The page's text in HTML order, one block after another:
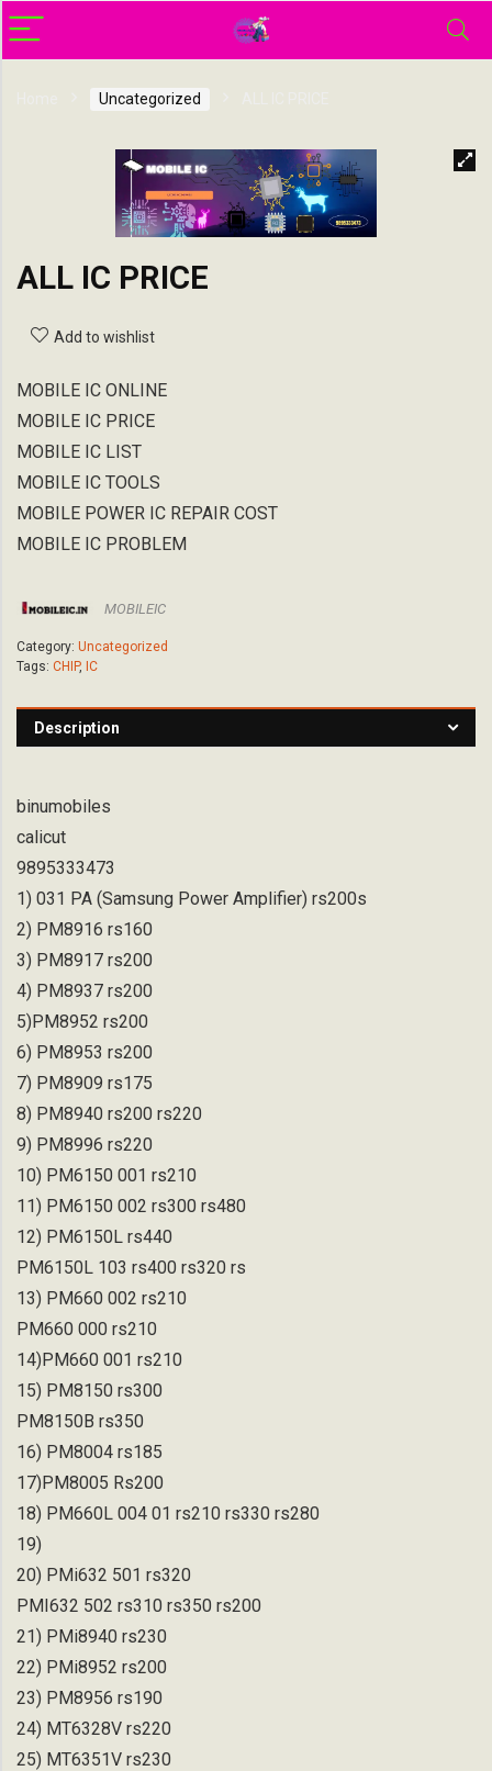
Uncategorized
ALL IC PRICE
Add to wishlist
MOBILE IC ONLINE
MOBILE IC PRICE
MOBILE IC LIST
MOBILE IC TOOLS
MOBILE POWER IC REPAIR COST
MOBILE IC PROBLEM
MOBILEIC
Category: Uncategorized
Tags: CHIP, IC
Description
binumobiles
calicut
9895333473
1) 031 PA (Samsung Power Amplifier) rs200s
2) PM8916 rs160
3) PM8917 rs200
4) PM8937 rs200
5)PM8952 rs200
6) PM8953 rs200
7) PM8909 rs175
8) PM8940 rs200 rs220
9) PM8996 rs220
10) PM6150 001 rs210
11) PM6150 002 rs300 rs480
12) PM6150L rs440
PM6150L 103 rs400 rs320 rs
13) PM660 002 rs210
PM660 000 rs210
14)PM660 001 rs210
15) PM8150 rs300
PM8150B rs350
16) PM8004 rs185
17)PM8005 Rs200
18) PM660L 004 01 rs210 rs330 rs280
19)
20) PMi632 501 rs320
PMI632 502 rs310 rs350 rs200
21) PMi8940 rs230
22) PMi8952 rs200
23) PM8956 rs190
24) MT6328V rs220
25) MT6351V rs230